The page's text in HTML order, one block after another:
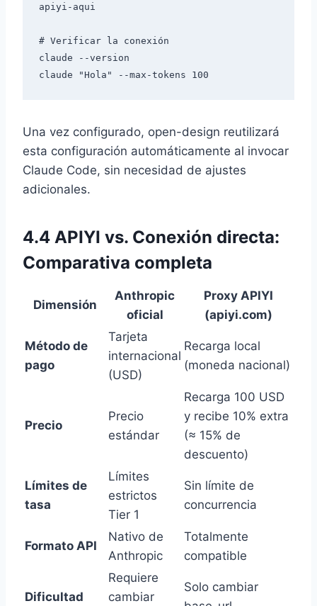
apiyi-aqui
# Verificar la conexión
claude --version
Una vez configurado, open-design reutilizará
esta configuración automáticamente al invocar
Claude Code, sin necesidad de ajustes
adicionales.
4.4 APIYI vs. Conexión directa:
Comparativa completa
Dimensión
Anthropic
oficial
Proxy APIYI
(apiyi.com)
Método de
pago
Tarjeta
internacional
(USD)
Recarga local
(moneda nacional)
Precio
Precio
estándar
Recarga 100 USD
y recibe 10% extra
(≈ 15% de
descuento)
Límites de
tasa
Límites
estrictos
Tier 1
Sin límite de
concurrencia
Formato API
Nativo de
Anthropic
Totalmente
compatible
Dificultad
Requiere
cambiar
Solo cambiar